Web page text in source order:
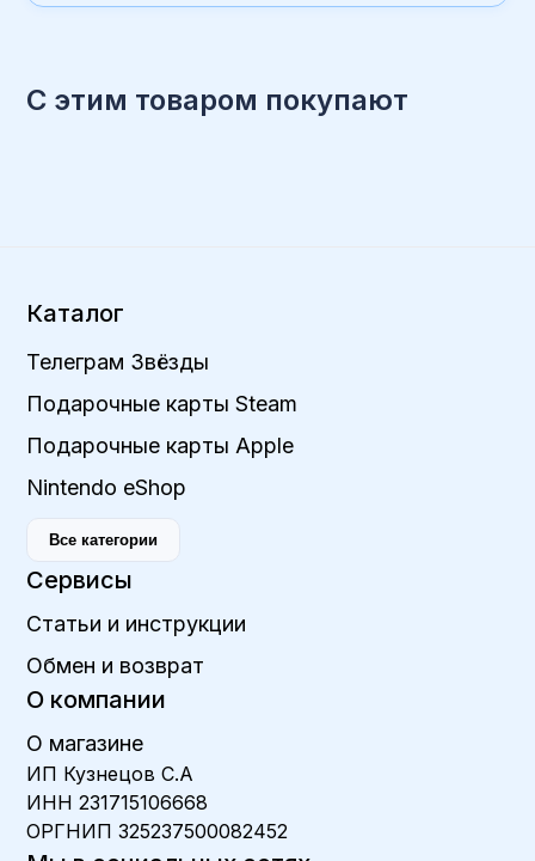
С этим товаром покупают
Каталог
Телеграм Звёзды
Подарочные карты Steam
Подарочные карты Apple
Nintendo eShop
Все категории
Сервисы
Статьи и инструкции
Обмен и возврат
О компании
О магазине
ИП Кузнецов С.А
ИНН 231715106668
ОРГНИП 325237500082452